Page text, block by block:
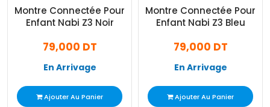
Montre Connectée Pour
Enfant Nabi Z3 Noir
79,000 DT
En Arrivage
Ajouter Au Panier
Montre Connectée Pour
Enfant Nabi Z3 Bleu
79,000 DT
En Arrivage
Ajouter Au Panier